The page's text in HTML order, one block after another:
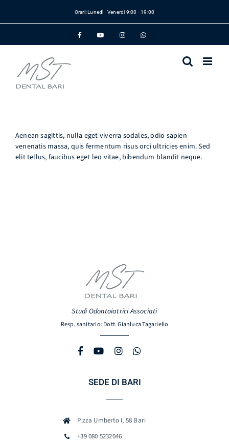
contenuto
Orari: Lunedì - Venerdì 9:00 - 19:00
Facebook YouTubeInstagramWhatsApp
Aenean sagittis, nulla eget viverra sodales, odio sapien
venenatis massa, quis fermentum risus orci ultricies enim. Sed
elit tellus, faucibus eget leo vitae, bibendum blandit neque.
Studi Odontoiatrici Associati
Resp. sanitario: Dott. Gianluca Tagariello
SEDE DI BARI
P.zza Umberto I, 58 Bari
+39 080 5232046